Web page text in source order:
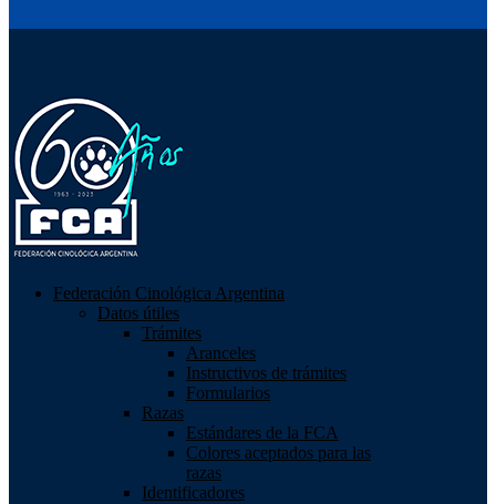
Federación Cinológica Argentina
Datos útiles
Trámites
Aranceles
Instructivos de trámites
Formularios
Razas
Estándares de la FCA
Colores aceptados para las
razas
Identificadores